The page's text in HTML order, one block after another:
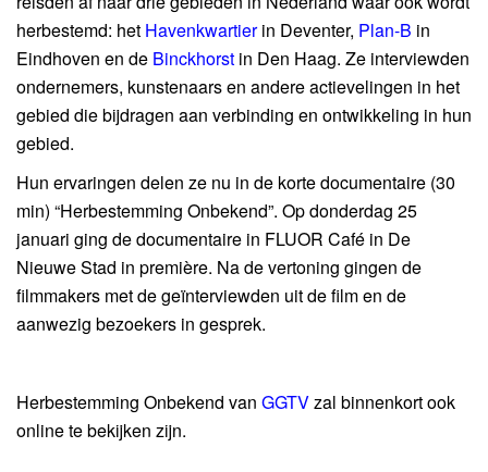
herbestemd: het Havenkwartierin Deventer, Plan-B in
Eindhoven en de Binckhorst in Den Haag. Ze interviewden
ondernemers, kunstenaars en andere actievelingen in het
gebied die bijdragen aan verbinding en ontwikkeling in hun
gebied.
Hun ervaringen delen ze nu in de korte documentaire (30
min) “Herbestemming Onbekend”. Op donderdag 25
januari ging de documentaire in FLUOR Café in De
Nieuwe Stad in première. Na de vertoning gingen de
filmmakers met de geïnterviewden uit de film en de
aanwezig bezoekers in gesprek.
Herbestemming Onbekend van GGTVzal binnenkort ook
online te bekijken zijn.